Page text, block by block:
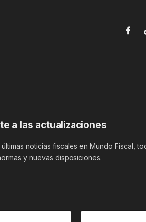
a las actualizaciones
noticias fiscales en Mundo Fiscal,
y nuevas disposiciones.